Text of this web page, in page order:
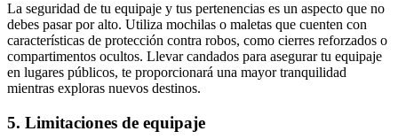
La seguridad de tu equipaje y tus pertenencias es un aspecto que no
debes pasar por alto. Utiliza mochilas o maletas que cuenten con
características de protección contra robos, como cierres reforzados o
compartimentos ocultos. Llevar candados para asegurar tu equipaje
en lugares públicos, te proporcionará una mayor tranquilidad
mientras exploras nuevos destinos.
5. Limitaciones de equipaje